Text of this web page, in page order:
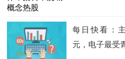
每日快看：
元，电子最受